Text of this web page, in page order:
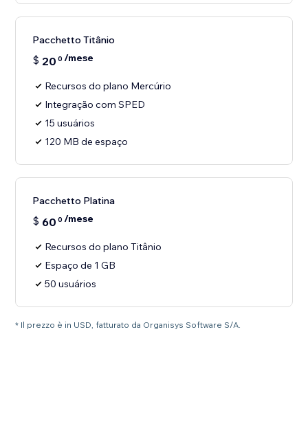
Pacchetto Titânio
$ 20 0 /mese
Recursos do plano Mercúrio
Integração com SPED
15 usuários
120 MB de espaço
Pacchetto Platina
$ 60 0 /mese
Recursos do plano Titânio
Espaço de 1 GB
50 usuários
* Il prezzo è in USD, fatturato da Organisys Software S/A.